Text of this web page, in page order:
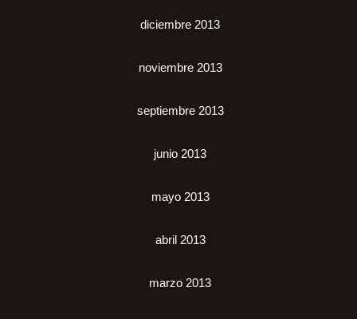
diciembre 2013
noviembre 2013
septiembre 2013
junio 2013
mayo 2013
abril 2013
marzo 2013